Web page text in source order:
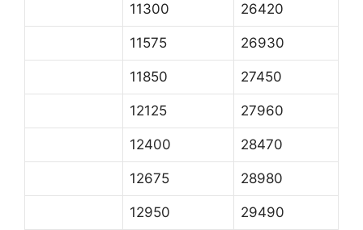
11300 26420
11575 26930
11850 27450
12125 27960
12400 28470
12675 28980
12950 29490